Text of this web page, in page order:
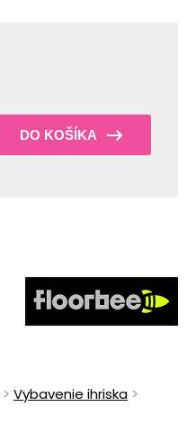
DO KOŠÍKA
Vybavenie ihriska